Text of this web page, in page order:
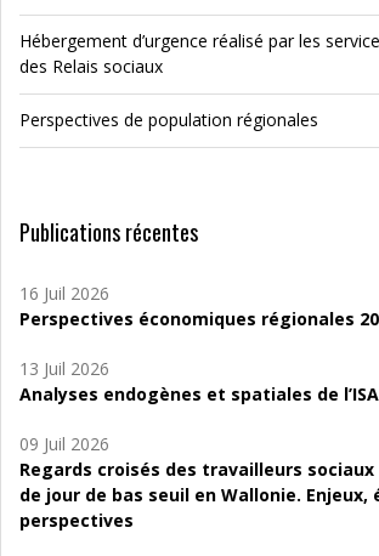
Hébergement d’urgence réalisé par les
des Relais sociaux
Perspectives de population régionales
Publications récentes
16 Juil 2026
Perspectives économiques régionales
13 Juil 2026
Analyses endogènes et spatiales de
09 Juil 2026
Regards croisés des travailleurs sociaux
de jour de bas seuil en Wallonie.
perspectives